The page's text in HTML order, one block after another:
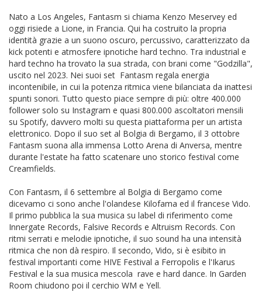
Nato a Los Angeles, Fantasm si chiama Kenzo Meservey ed
oggi risiede a Lione, in Francia. Qui ha costruito la propria
identità grazie a un suono oscuro, percussivo, caratterizzato da
kick potenti e atmosfere ipnotiche hard techno. Tra industrial e
hard techno ha trovato la sua strada, con brani come "Godzilla",
uscito nel 2023. Nei suoi set Fantasm regala energia
incontenibile, in cui la potenza ritmica viene bilanciata da inattesi
spunti sonori. Tutto questo piace sempre di più: oltre 400.000
follower solo su Instagram e quasi 800.000 ascoltatori mensili
su Spotify, davvero molti su questa piattaforma per un artista
elettronico. Dopo il suo set al Bolgia di Bergamo, il 3 ottobre
Fantasm suona alla immensa Lotto Arena di Anversa, mentre
durante l'estate ha fatto scatenare uno storico festival come
Creamfields.
Con Fantasm, il 6 settembre al Bolgia di Bergamo come
dicevamo ci sono anche l'olandese Kilofama ed il francese Vido.
Il primo pubblica la sua musica su label di riferimento come
Innergate Records, Falsive Records e Altruism Records. Con
ritmi serrati e melodie ipnotiche, il suo sound ha una intensità
ritmica che non dà respiro. Il secondo, Vido, si è esibito in
festival importanti come HIVE Festival a Ferropolis e l'Ikarus
Festival e la sua musica mescola rave e hard dance. In Garden
Room chiudono poi il cerchio WM e Yell.